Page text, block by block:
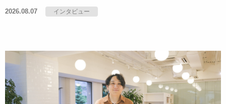
2026.08.07 インタビュー